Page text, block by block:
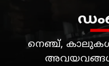
നെഞ്ച്,
അവയവങ്ങൾ